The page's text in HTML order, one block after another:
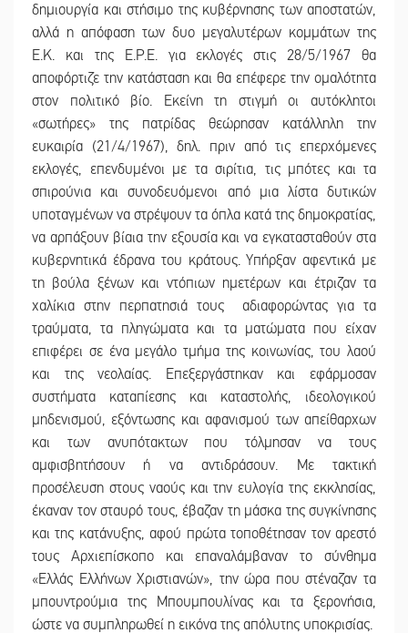
δημιουργία και στήσιμο της κυβέρνησης των αποστατών,
αλλά η απόφαση των δυο μεγαλυτέρων κομμάτων της
Ε.Κ. και της Ε.Ρ.Ε. για εκλογές στις 28/5/1967 θα
αποφόρτιζε την κατάσταση και θα επέφερε την ομαλότητα
στον πολιτικό βίο. Εκείνη τη στιγμή οι αυτόκλητοι
«σωτήρες» της πατρίδας θεώρησαν κατάλληλη την
ευκαιρία (21/4/1967), δηλ. πριν από τις επερχόμενες
εκλογές, επενδυμένοι με τα σιρίτια, τις μπότες και τα
σπιρούνια και συνοδευόμενοι από μια λίστα δυτικών
υποταγμένων να στρέψουν τα όπλα κατά της δημοκρατίας,
να αρπάξουν βίαια την εξουσία και να εγκατασταθούν στα
κυβερνητικά έδρανα του κράτους. Υπήρξαν αφεντικά με
τη βούλα ξένων και ντόπιων ημετέρων και έτριζαν τα
χαλίκια στην περπατησιά τους αδιαφορώντας για τα
τραύματα, τα πληγώματα και τα ματώματα που είχαν
επιφέρει σε ένα μεγάλο τμήμα της κοινωνίας, του λαού
και της νεολαίας. Επεξεργάστηκαν και εφάρμοσαν
συστήματα καταπίεσης και καταστολής, ιδεολογικού
μηδενισμού, εξόντωσης και αφανισμού των απείθαρχων
και των ανυπότακτων που τόλμησαν να τους
αμφισβητήσουν ή να αντιδράσουν. Με τακτική
προσέλευση στους ναούς και την ευλογία της εκκλησίας,
έκαναν τον σταυρό τους, έβαζαν τη μάσκα της συγκίνησης
και της κατάνυξης, αφού πρώτα τοποθέτησαν τον αρεστό
τους Αρχιεπίσκοπο και επαναλάμβαναν το σύνθημα
«Ελλάς Ελλήνων Χριστιανών», την ώρα που στέναζαν τα
μπουντρούμια της Μπουμπουλίνας και τα ξερονήσια,
ώστε να συμπληρωθεί η εικόνα της απόλυτης υποκρισίας.